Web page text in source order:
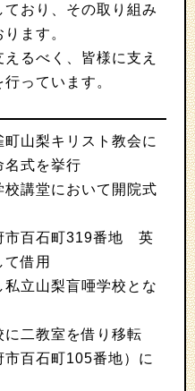
おり、その取り組み
ます。
るべく、皆様に支え
っています。
山梨キリスト教会に
名式を挙行
講堂において開院式
市百石町319番地 英
借用
立山梨盲唖学校とな
二教室を借り移転
百石町105番地）に